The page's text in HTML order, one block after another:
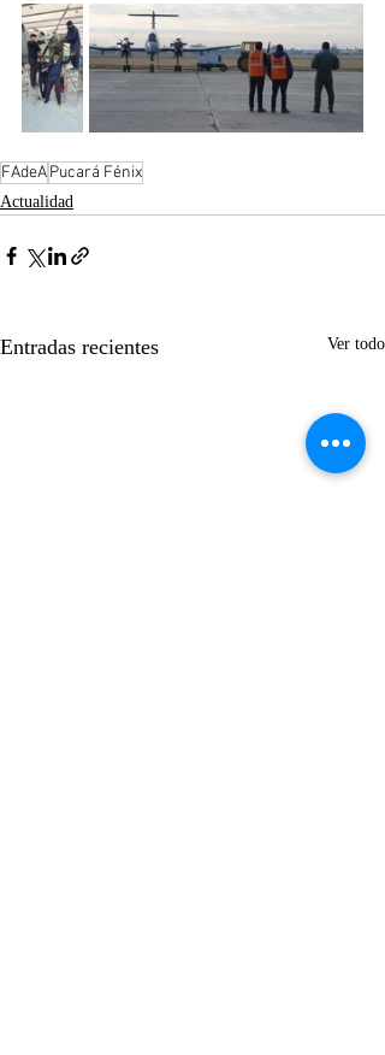
FAdeAPucará Fénix
Actualidad
Entradas recientes Ver todo